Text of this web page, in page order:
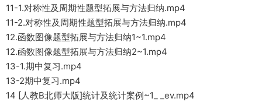
11-1.对称性及周期性题型拓展与方法归纳.mp4
11-2.对称性及周期性题型拓展与方法归纳.mp4
12.函数图像题型拓展与方法归纳1~1.mp4
12.函数图像题型拓展与方法归纳2~1.mp4
13-1.期中复习.mp4
13-2期中复习.mp4
14 [人教B北师大版]统计及统计案例~1_ _ev.mp4